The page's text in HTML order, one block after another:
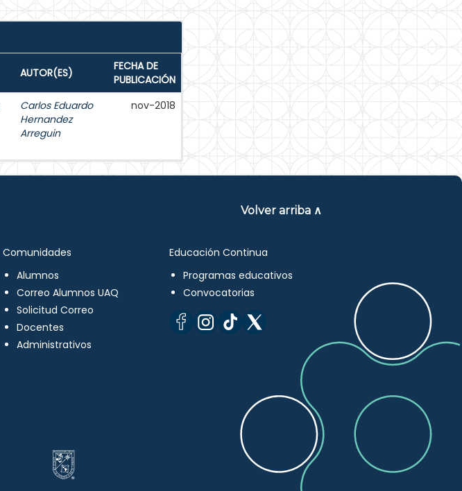
AUTOR(ES)
FECHA DE
PUBLICACIÓN
Carlos Eduardo
Hernandez
Arreguin
nov-2018
Volver arriba ∧
Comunidades
Alumnos
Correo Alumnos UAQ
Solicitud Correo
Docentes
Administrativos
Educación Continua
Programas educativos
Convocatorias